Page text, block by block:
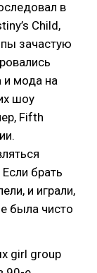
в
Child,
зачастую
и мода на
шоу
Fifth
брать
и играли,
была чисто
girl group